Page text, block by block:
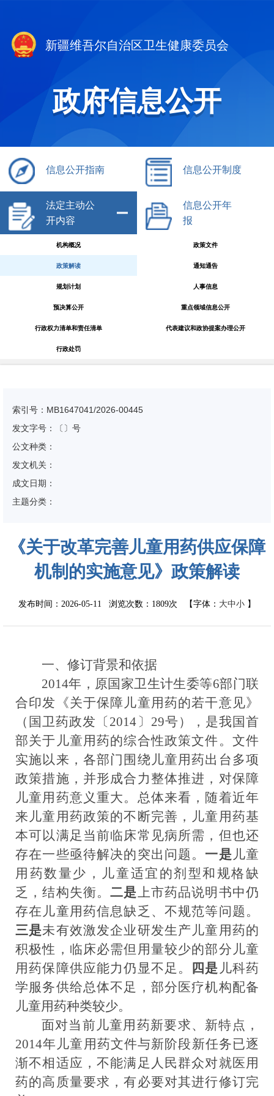
新疆维吾尔自治区卫生健康委员会
政府信息公开
信息公开指南 信息公开制度
法定主动公
开内容
机构概况 政策文件
政策解读 通知通告
规划计划 人事信息
预决算公开 重点领域信息公开
行政权力清单和责任清单 代表建议和政协提案办理公开
行政处罚
信息公开年
报
索引号：MB1647041/2026-00445
发文字号：〔〕号
公文种类：
发文机关：
成文日期：
主题分类：
《关于改革完善儿童用药供应保障
机制的实施意见》政策解读
发布时间：2026-05-11 浏览次数： 1809次 【字体： 大中小 】
一、修订背景和依据
2014年，原国家卫生计生委等6部门联
合印发《关于保障儿童用药的若干意见》
（国卫药政发〔 2014 〕 29号），是我国首
部关于儿童用药的综合性政策文件。 文件
实施以来，各部门围绕儿童用药出台多项
政策措施，并形成合力整体推进，对保障
儿童用药意义重大。 总体来看，随着近年
来儿童用药政策的不断完善，儿童用药基
本可以满足当前临床常见病所需，但也还
存在一些亟待解决的突出问题。 一是 儿童
用药数量少，儿童适宜的剂型和规格缺
乏，结构失衡。二是上市药品说明书中仍
存在儿童用药信息缺乏、不规范等问题。
三是未有效激发企业研发生产儿童用药的
积极性，临床必需但用量较少的部分儿童
用药保障供应能力仍显不足。
四是 儿科药
学服务供给总体不足，部分医疗机构配备
儿童用药种类较少。
面对当前儿童用药新要求、新特点，
2014年 儿童用药文件与新阶段新任务已逐
渐不相适应，不能满足人民群众对就医用
药的高质量要求，有必要对其进行修订完